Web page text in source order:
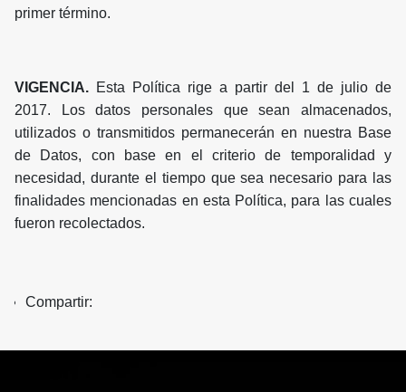
primer término.
VIGENCIA. Esta Política rige a partir del 1 de julio de
2017. Los datos personales que sean almacenados,
utilizados o transmitidos permanecerán en nuestra Base
de Datos, con base en el criterio de temporalidad y
necesidad, durante el tiempo que sea necesario para las
finalidades mencionadas en esta Política, para las cuales
fueron recolectados.
Compartir: